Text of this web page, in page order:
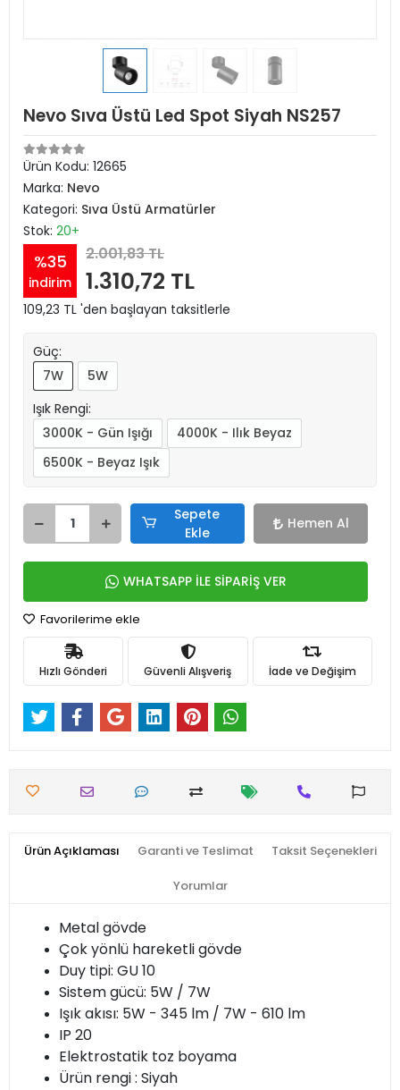
Nevo Sıva Üstü Led Spot Siyah NS257
Ürün Kodu: 12665
Marka: Nevo
Kategori: Sıva Üstü Armatürler
Stok: 20+
%35
indirim
2.001,83 TL
1.310,72 TL
109,23 TL 'den başlayan taksitlerle
Güç:
7W
5W
Işık Rengi:
3000K - Gün Işığı
4000K - Ilık Beyaz
6500K - Beyaz Işık
Sepete
Ekle
Hemen Al
WHATSAPP İLE SİPARİŞ VER
Favorilerime ekle
Hızlı Gönderi Güvenli Alışveriş İade ve Değişim
Ürün Açıklaması Garanti ve Teslimat Taksit Seçenekleri
Yorumlar
Metal gövde
Çok yönlü hareketli gövde
Duy tipi: GU 10
Sistem gücü: 5W / 7W
Işık akısı: 5W - 345 lm / 7W - 610 lm
IP 20
Elektrostatik toz boyama
Ürün rengi : Siyah